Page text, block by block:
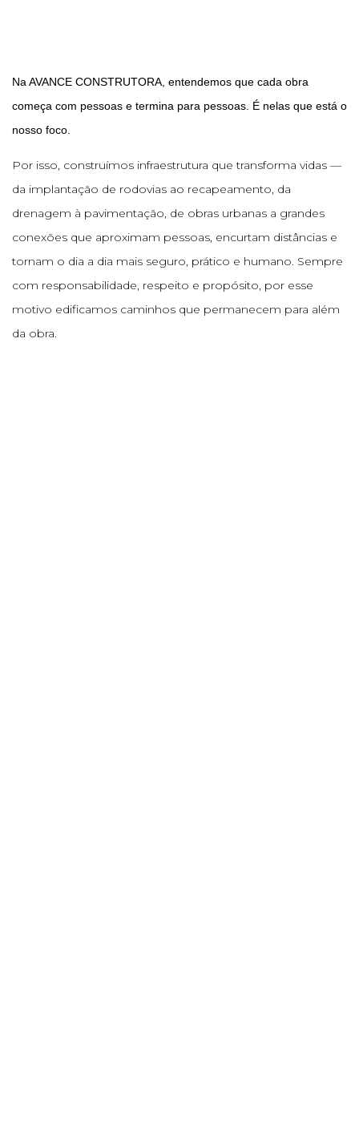
Na AVANCE CONSTRUTORA, entendemos que cada obra
começa com pessoas e termina para pessoas. É nelas que está o
nosso foco.
Por isso, construímos infraestrutura que transforma vidas —
da implantação de rodovias ao recapeamento, da
drenagem à pavimentação, de obras urbanas a grandes
conexões que aproximam pessoas, encurtam distâncias e
tornam o dia a dia mais seguro, prático e humano. Sempre
com responsabilidade, respeito e propósito, por esse
motivo edificamos caminhos que permanecem para além
da obra.